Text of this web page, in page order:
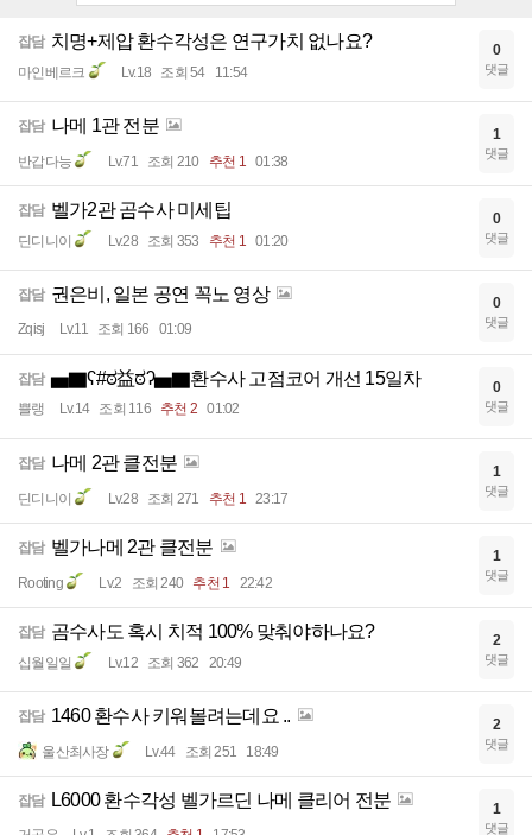
잡담 치명+제압 환수각성은 연구가치 없나요?
마인베르크 Lv.18 조회 54 11:54
0
댓글
잡담 나메 1관 전분
반갑다능 Lv.71 조회 210 추천 1 01:38
1
댓글
잡담 벨가2관 곰수사 미세팁
딘디니이 Lv.28 조회 353 추천 1 01:20
0
댓글
잡담 권은비, 일본 공연 꼭노 영상
Zqisj Lv.11 조회 166 01:09
0
댓글
잡담 ▅▇ʕ#ಠ益ಠʔ▅▇환수사 고점코어 개선 15일차
쁠랭 Lv.14 조회 116 추천 2 01:02
0
댓글
잡담 나메 2관 클전분
딘디니이 Lv.28 조회 271 추천 1 23:17
1
댓글
잡담 벨가나메 2관 클전분
Rooting Lv.2 조회 240 추천 1 22:42
1
댓글
잡담 곰수사도 혹시 치적 100% 맞춰야하나요?
십월일일 Lv.12 조회 362 20:49
2
댓글
잡담 1460 환수사 키워볼려는데요 ..
울산최사장 Lv.44 조회 251 18:49
2
댓글
잡담 L6000 환수각성 벨가르딘 나메 클리어 전분 1
댓글